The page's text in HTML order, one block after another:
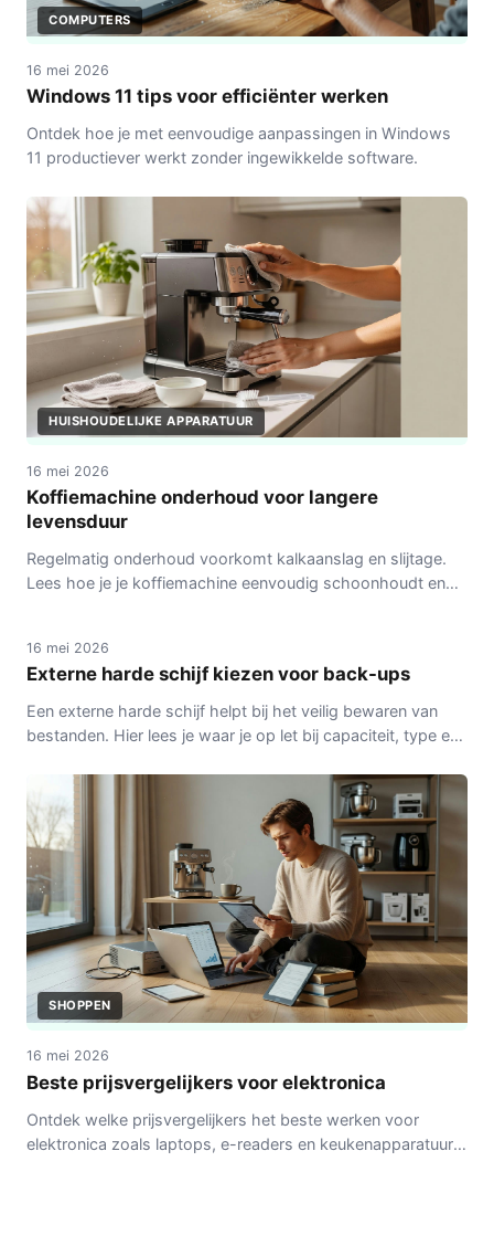
COMPUTERS
16 mei 2026
Windows 11 tips voor efficiënter werken
Ontdek hoe je met eenvoudige aanpassingen in Windows
11 productiever werkt zonder ingewikkelde software.
HUISHOUDELIJKE APPARATUUR
16 mei 2026
Koffiemachine onderhoud voor langere
levensduur
Regelmatig onderhoud voorkomt kalkaanslag en slijtage.
Lees hoe je je koffiemachine eenvoudig schoonhoudt en
COMPUTERS
16 mei 2026
Externe harde schijf kiezen voor back-ups
Een externe harde schijf helpt bij het veilig bewaren van
bestanden. Hier lees je waar je op let bij capaciteit, type en
SHOPPEN
16 mei 2026
Beste prijsvergelijkers voor elektronica
Ontdek welke prijsvergelijkers het beste werken voor
elektronica zoals laptops, e-readers en keukenapparatuur.